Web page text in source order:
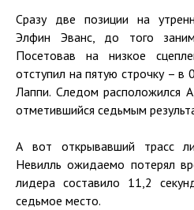
Сразу две позиции на
Элфин Эванс, до того
Посетовав на низкое
отступил на пятую строчку – в
Лаппи. Следом расположился
отметившийся седьмым
А вот открывавший трасс
Невилль ожидаемо потерял
лидера составило 11,2
седьмое место.